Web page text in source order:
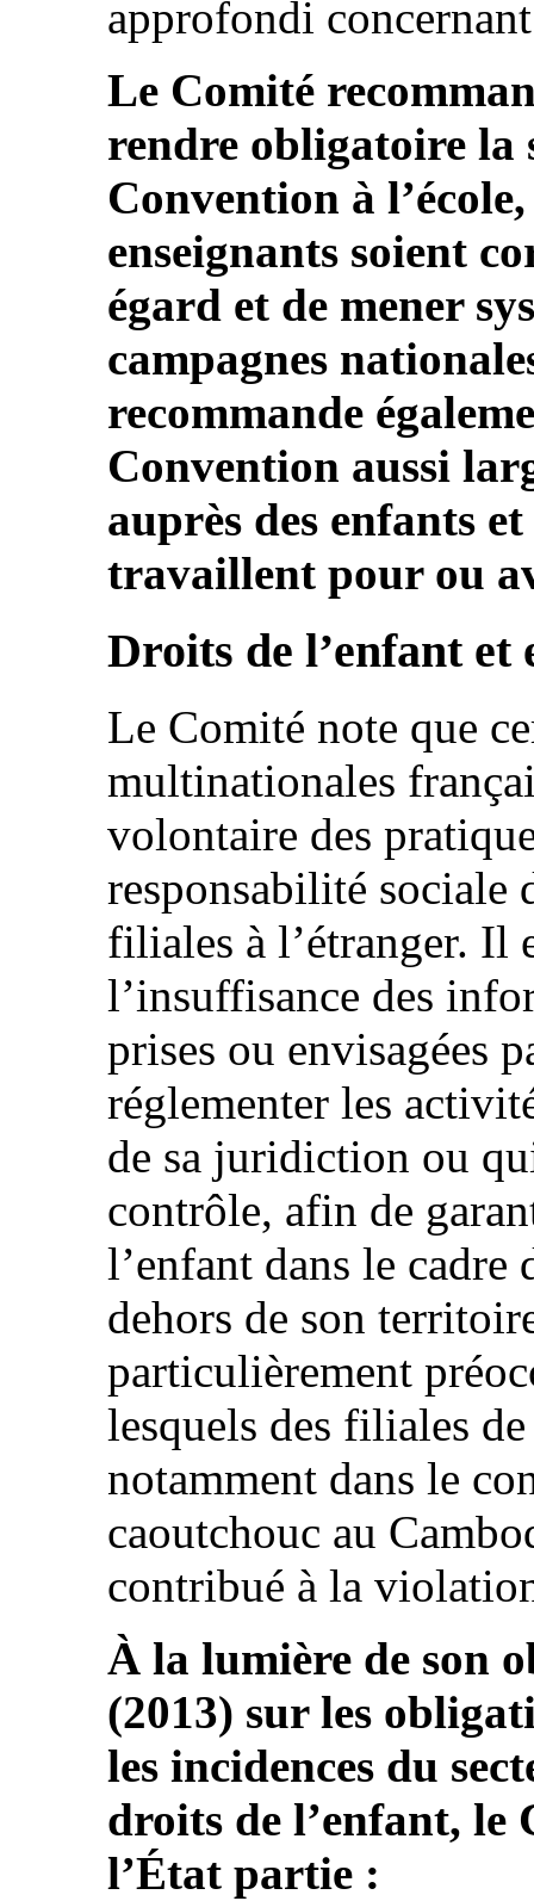
approfondi
Le Comité
rendre obligatoire la
Convention à
enseignants soient
égard et de mener
campagnes
recommande
Convention aussi
auprès des enfants
travaillent pour ou
Droits de l’enfant et
Le Comité note que
multinationales
volontaire des
responsabilité sociale
filiales à l’étranger. Il
l’insuffisance des
prises ou envisagées
réglementer les
de sa juridiction ou
contrôle, afin de
l’enfant dans le cadre
dehors de son
particulièrement
lesquels des filiales
notamment dans le
caoutchouc au
contribué à la
À la lumière de son
(2013) sur les
les incidences du
droits de l’enfant, le
l’État partie :